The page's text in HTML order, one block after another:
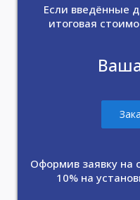
Если введённые
итоговая
Оформив заявку на
10% на